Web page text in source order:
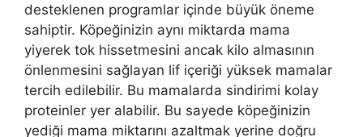
desteklenen programlar içinde büyük öneme
sahiptir. Köpeğinizin aynı miktarda mama
yiyerek tok hissetmesini ancak kilo almasının
önlenmesini sağlayan lif içeriği yüksek mamalar
tercih edilebilir. Bu mamalarda sindirimi kolay
proteinler yer alabilir. Bu sayede köpeğinizin
yediği mama miktarını azaltmak yerine doğru